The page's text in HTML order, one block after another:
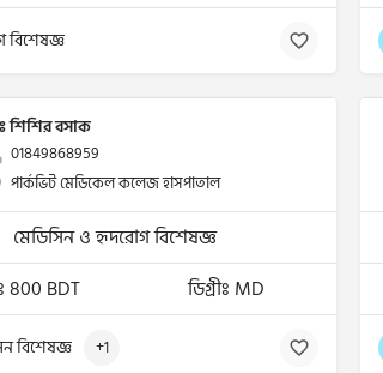
বিশেষজ্ঞ
শিশির বসাক
01849868959
পার্কভিট মেডিকেল কলেজ হাসপাতাল
মেডিসিন ও হৃদরোগ বিশেষজ্ঞ
800 BDT
ডিগ্রীঃ MD
বিশেষজ্ঞ +1